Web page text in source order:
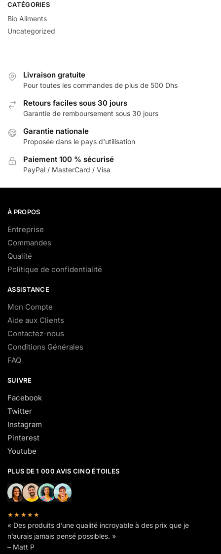
CATÉGORIES
Bio Aliments
Uncategorized
Livraison gratuite
Pour toutes les commandes de plus de 500 Dhs
Retours faciles sous 30 jours
Garantie de remboursement sous 30 jours
Garantie nationale
Proposée dans le pays d'utilisation
Paiement 100 % sécurisé
PayPal / MasterCard / Visa
À PROPOS
Entreprise
Commandes
Qualité
Politique de confidentialité
ASSISTANCE
Mon Compte
Aide aux Clients
Contactez-nous
Conditions Générales
FAQ
SUIVRE
Facebook
Twitter
Instagram
Pinterest
Youtube
PLUS DE 1 000 AVIS CINQ ÉTOILES
★★★★★
« Des produits d’une qualité incroyable à des prix que je
n’aurais jamais pensé possibles. »
– Matt P